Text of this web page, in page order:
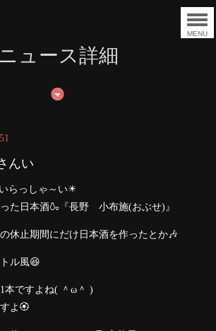
MENU
ニュース詳細
んい
らっしゃ～い✴️
た日本酒🍶『長野 小布施(おぶせ)』
休止期間にだけ日本酒を作ったとか🎶
ル風😆
本ですよね( ＾ω＾ )
すよ🏵️